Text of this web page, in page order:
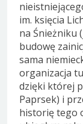
im. księcia
na Śnieżniku
budowę
sama
organizacja
dzięki której
Paprsek) i
historię tego